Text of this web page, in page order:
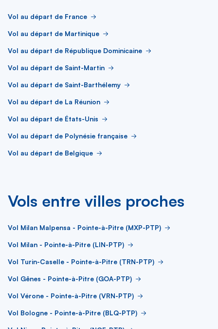
Vol au départ de France
Vol au départ de Martinique
Vol au départ de République Dominicaine
Vol au départ de Saint-Martin
Vol au départ de Saint-Barthélemy
Vol au départ de La Réunion
Vol au départ de États-Unis
Vol au départ de Polynésie française
Vol au départ de Belgique
Vols entre villes proches
Vol Milan Malpensa - Pointe-à-Pitre (MXP-PTP)
Vol Milan - Pointe-à-Pitre (LIN-PTP)
Vol Turin-Caselle - Pointe-à-Pitre (TRN-PTP)
Vol Gênes - Pointe-à-Pitre (GOA-PTP)
Vol Vérone - Pointe-à-Pitre (VRN-PTP)
Vol Bologne - Pointe-à-Pitre (BLQ-PTP)